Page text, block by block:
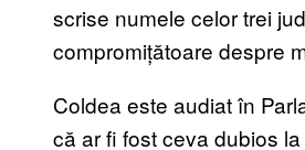
scrise numele celor trei
compromițătoare despre
Coldea este audiat în
că ar fi fost ceva dubios